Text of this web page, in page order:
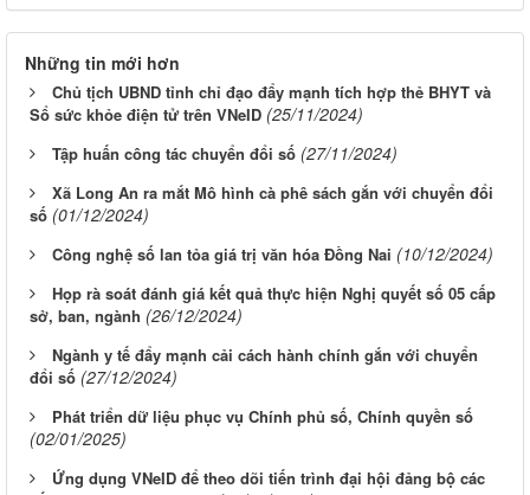
Những tin mới hơn
Chủ tịch UBND tỉnh chỉ đạo đẩy mạnh tích hợp thẻ BHYT và
Sổ sức khỏe điện tử trên VNeID (25/11/2024)
Tập huấn công tác chuyển đổi số (27/11/2024)
Xã Long An ra mắt Mô hình cà phê sách gắn với chuyển đổi
số (01/12/2024)
Công nghệ số lan tỏa giá trị văn hóa Đồng Nai (10/12/2024)
Họp rà soát đánh giá kết quả thực hiện Nghị quyết số 05 cấp
sở, ban, ngành (26/12/2024)
Ngành y tế đẩy mạnh cải cách hành chính gắn với chuyển
đổi số (27/12/2024)
Phát triển dữ liệu phục vụ Chính phủ số, Chính quyền số
(02/01/2025)
Ứng dụng VNeID để theo dõi tiến trình đại hội đảng bộ các